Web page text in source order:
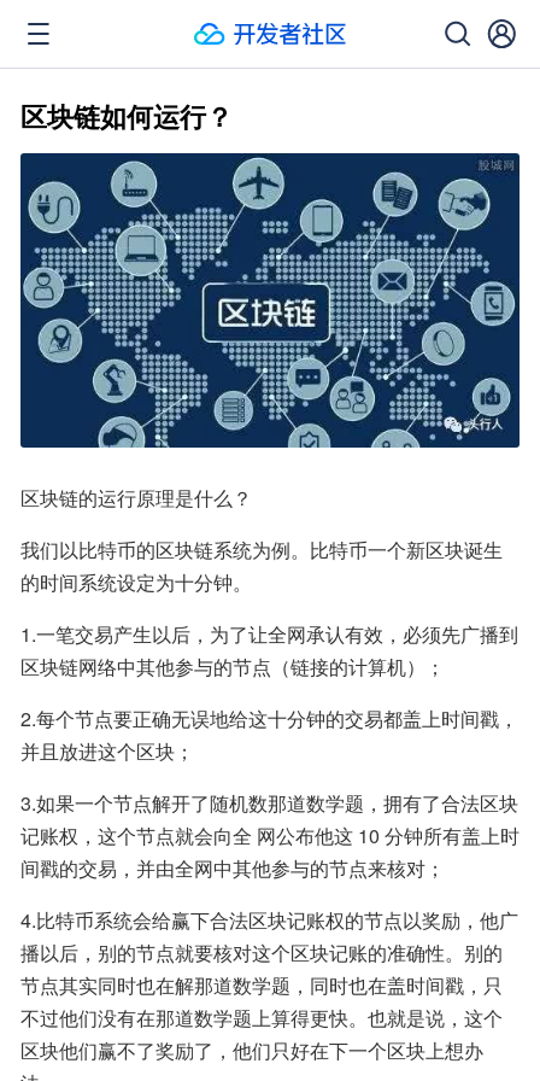
区块链如何运行？
区块链的运行原理是什么？
我们以比特币的区块链系统为例。比特币一个新区块诞生
的时间系统设定为十分钟。
1.一笔交易产生以后，为了让全网承认有效，必须先广播到
区块链网络中其他参与的节点（链接的计算机）；
2.每个节点要正确无误地给这十分钟的交易都盖上时间戳，
并且放进这个区块；
3.如果一个节点解开了随机数那道数学题，拥有了合法区块
记账权，这个节点就会向全 网公布他这 10 分钟所有盖上时
间戳的交易，并由全网中其他参与的节点来核对；
4.比特币系统会给赢下合法区块记账权的节点以奖励，他广
播以后，别的节点就要核对这个区块记账的准确性。别的
节点其实同时也在解那道数学题，同时也在盖时间戳，只
不过他们没有在那道数学题上算得更快。也就是说，这个
区块他们赢不了奖励了，他们只好在下一个区块上想办